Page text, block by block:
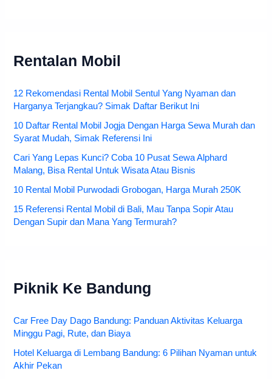
Rentalan Mobil
12 Rekomendasi Rental Mobil Sentul Yang Nyaman dan
Harganya Terjangkau? Simak Daftar Berikut Ini
10 Daftar Rental Mobil Jogja Dengan Harga Sewa Murah dan
Syarat Mudah, Simak Referensi Ini
Cari Yang Lepas Kunci? Coba 10 Pusat Sewa Alphard
Malang, Bisa Rental Untuk Wisata Atau Bisnis
10 Rental Mobil Purwodadi Grobogan, Harga Murah 250K
15 Referensi Rental Mobil di Bali, Mau Tanpa Sopir Atau
Dengan Supir dan Mana Yang Termurah?
Piknik Ke Bandung
Car Free Day Dago Bandung: Panduan Aktivitas Keluarga
Minggu Pagi, Rute, dan Biaya
Hotel Keluarga di Lembang Bandung: 6 Pilihan Nyaman untuk
Akhir Pekan